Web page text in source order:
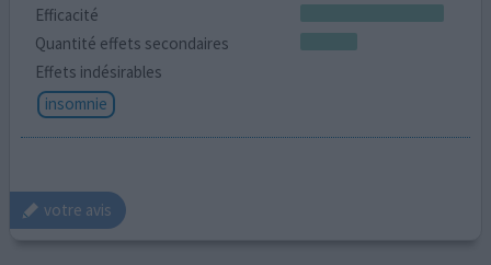
Efficacité
Quantité effets secondaires
Effets indésirables
insomnie
votre avis